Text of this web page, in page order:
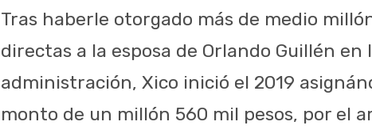
Tras haberle otorgado más de medio
directas a la esposa de Orlando Guillén
administración, Xico inició el 2019
monto de un millón 560 mil pesos, por el